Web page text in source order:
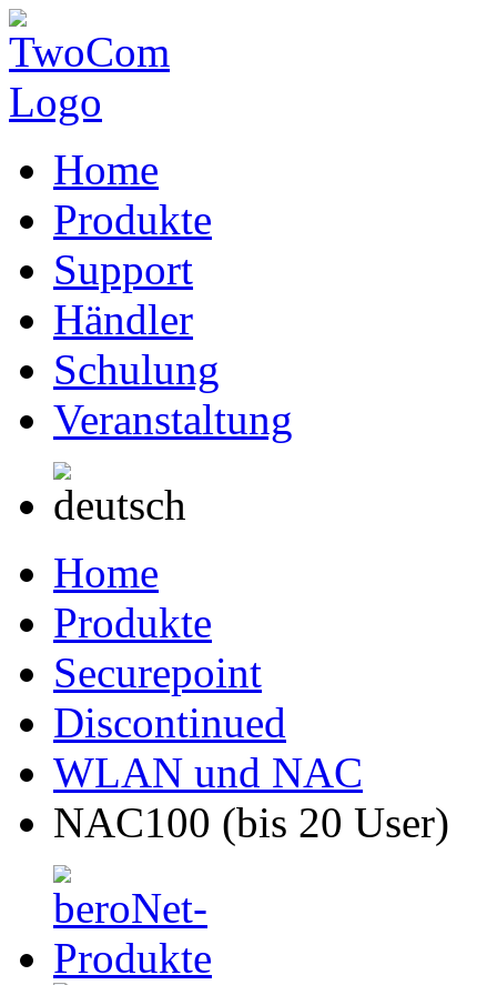
Home
Produkte
Support
Händler
Schulung
Veranstaltung
Home
Produkte
Securepoint
Discontinued
WLAN und NAC
NAC100 (bis 20 User)